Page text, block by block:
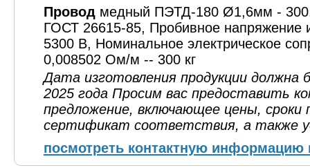
Провод медный ПЭТД-180 Ø1,6мм -
ГОСТ 26615-85, Пробивное напряжение
5300 В, Номинальное электрическое
0,008502 Ом/м -- 300 кг
Дата изготовления продукции должна
2025 года Просим вас предоставить
предложение, включающее цены, сроки
сертификат соответствия, а также
посмотреть контактную информацию